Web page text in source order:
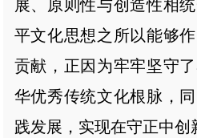
展、原则性与创造性相
平文化思想之所以能够
贡献，正因为牢牢坚守
华优秀传统文化根脉，
践发展，实现在守正中创